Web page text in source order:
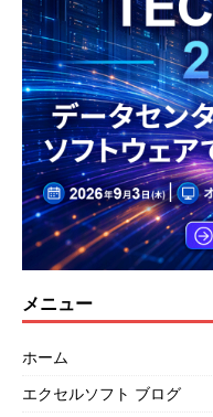
メニュー
ホーム
エクセルソフト ブログ